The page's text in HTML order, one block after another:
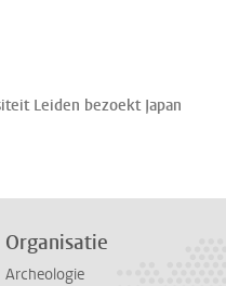
Leiden bezoekt Japan
Organisatie
Archeologie